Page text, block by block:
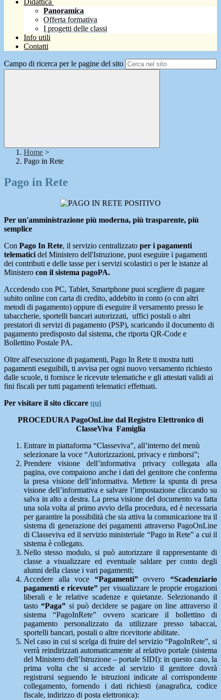
Didattica
Panoramica
Offerta formativa
I progetti delle classi
Info utili
Contatti
Campo di ricerca per le pagine del sito
Home >
Pago in Rete
Pago in Rete
Per un'amministrazione più moderna, più trasparente, più
semplice
Con Pago In Rete, il servizio centralizzato per i pagamenti
telematici del Ministero dell'Istruzione, puoi eseguire i pagamenti
dei contributi e delle tasse per i servizi scolastici o per le istanze al
Ministero con il sistema pagoPA.
Accedendo con PC, Tablet, Smartphone puoi scegliere di pagare
subito online con carta di credito, addebito in conto (o con altri
metodi di pagamento) oppure di eseguire il versamento presso le
tabaccherie, sportelli bancari autorizzati, uffici postali o altri
prestatori di servizi di pagamento (PSP), scaricando il documento di
pagamento predisposto dal sistema, che riporta QR-Code e
Bollettino Postale PA.
Oltre all'esecuzione di pagamenti, Pago In Rete ti mostra tutti
pagamenti eseguibili, ti avvisa per ogni nuovo versamento richiesto
dalle scuole, ti fornisce le ricevute telematiche e gli attestati validi ai
fini fiscali per tutti pagamenti telematici effettuati.
Per visitare il sito cliccare qui
PROCEDURA PagoOnLine dal Registro Elettronico di
ClasseViva Famiglia
Entrare in piattaforma “Classeviva”, all’interno del menù
selezionare la voce “Autorizzazioni, privacy e rimborsi”;
Prendere visione dell’informativa privacy collegata alla
pagina, ove compaiono anche i dati del genitore che conferma
la presa visione dell’informativa. Mettere la spunta di presa
visione dell’informativa e salvare l’impostazione cliccando su
salva in alto a destra. La presa visione del documento va fatta
una sola volta al primo avvio della procedura, ed è necessaria
per garantire la possibilità che sia attiva la comunicazione tra il
sistema di generazione dei pagamenti attraverso PagoOnLine
di Classeviva ed il servizio ministeriale “Pago in Rete” a cui il
sistema è collegato.
Nello stesso modulo, si può autorizzare il rappresentante di
classe a visualizzare ed eventuale saldare per conto degli
alunni della classe i vari pagamenti;
Accedere alla voce “Pagamenti”ovvero“Scadenziario
pagamenti e ricevute” per visualizzare le proprie erogazioni
liberali e le relative scadenze e quietanze. Selezionando il
tasto“Paga” si può decidere se pagare on line attraverso il
sistema “PagoInRete” ovvero scaricare il bollettino di
pagamento personalizzato da utilizzare presso tabaccai,
sportelli bancari, postali o altre ricevitorie abilitate.
Nel caso in cui si scelga di fruire del servizio “PagoInRete”, si
verrà reindirizzati automaticamente al relativo portale (sistema
del Ministero dell’Istruzione – portale SIDI): in questo caso, la
prima volta che si accede al servizio il genitore dovrà
registrarsi seguendo le istruzioni indicate al corrispondente
collegamento, fornendo i dati richiesti (anagrafica, codice
fiscale, indirizzo di posta elettronica):